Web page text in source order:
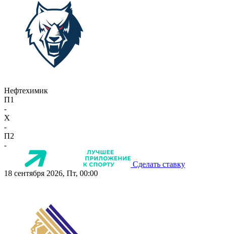
Нефтехимик
П1
-
X
-
П2
-
Сделать ставку
18 сентября 2026, Пт, 00:00